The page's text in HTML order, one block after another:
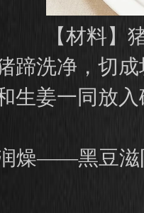
【材料】
蹄洗净，切
生姜一同放
润燥——黑豆